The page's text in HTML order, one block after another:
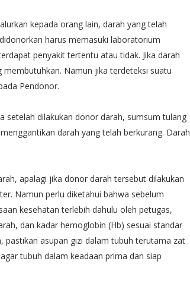
kepada orang lain, darah yang telah
harus memasuki laboratorium
penyakit tertentu atau tidak. Jika darah
Namun jika terdeteksi suatu
Pendonor.
dilakukan donor darah, sumsum tulang
darah yang telah berkurang. Darah
apalagi jika donor darah tersebut dilakukan
Namun perlu diketahui bahwa sebelum
kesehatan terlebih dahulu oleh petugas,
dan kadar hemoglobin (Hb) sesuai standar
pastikan asupan gizi dalam tubuh terutama zat
tubuh dalam keadaan prima dan siap